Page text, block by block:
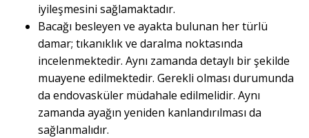
iyileşmesini sağlamaktadır.
Bacağı besleyen ve ayakta bulunan her türlü
damar; tıkanıklık ve daralma noktasında
incelenmektedir. Aynı zamanda detaylı bir şekilde
muayene edilmektedir. Gerekli olması durumunda
da endovasküler müdahale edilmelidir. Aynı
zamanda ayağın yeniden kanlandırılması da
sağlanmalıdır.